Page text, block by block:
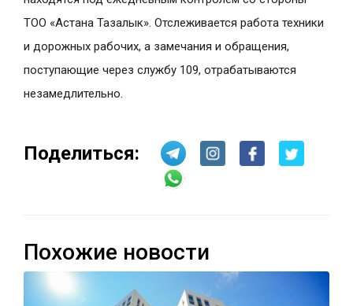
ТОО «Астана Тазалык». Отслеживается работа техники
и дорожных рабочих, а замечания и обращения,
поступающие через службу 109, отрабатываются
незамедлительно.
Поделиться:
Похожие новости